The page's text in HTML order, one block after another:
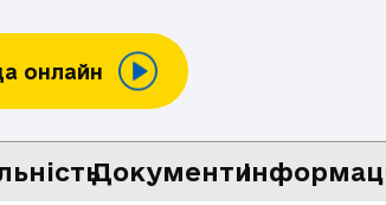
онлайн
Документи